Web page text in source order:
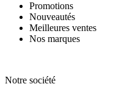
Promotions
Nouveautés
Meilleures ventes
Nos marques
Notre société